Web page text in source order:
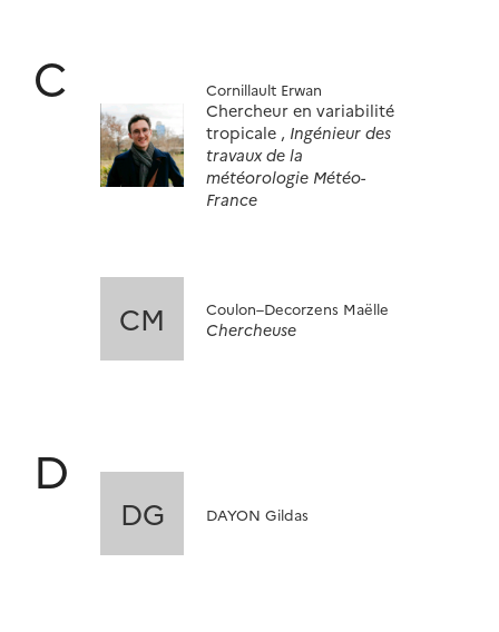
C Cornillault Erwan
Chercheur en variabilité
tropicale , Ingénieur des
travaux de la
météorologie Météo-
France
CM Coulon–Decorzens Maëlle
Chercheuse
D
DG DAYON Gildas